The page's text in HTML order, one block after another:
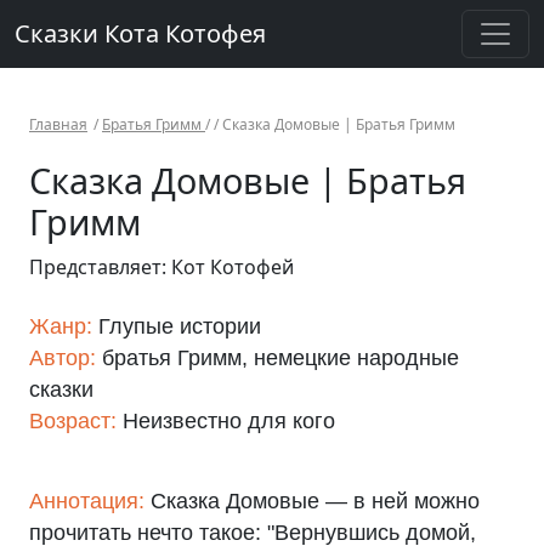
Сказки Кота Котофея
Главная / Братья Гримм / /Сказка Домовые | Братья Гримм
Сказка Домовые | Братья
Гримм
Представляет: Кот Котофей
Жанр: Глупые истории
Автор: братья Гримм, немецкие народные
сказки
Возраст: Неизвестно для кого
Аннотация: Сказка Домовые — в ней можно
прочитать нечто такое: "Вернувшись домой,